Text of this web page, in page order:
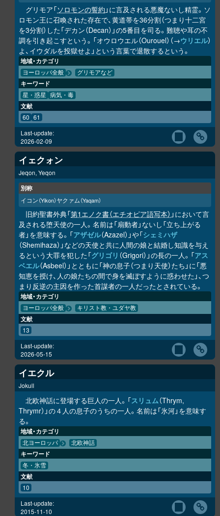
グリモア「ソロモンの誓約 」に言及される悪魔ないし精霊。ソ
ロモン王に召喚された存在で、黄道帯を36分割（つまり十二宮
を3分割）した「デカン（Decan）」の5番目を司る。難聴や耳の不
調を引き起こすという。「オウロウエル（Ourouel）（→ウリエル）
よ、イウダルを投獄せよ」という言葉で退散するという。
地域・カテゴリ
ヨーロッパ全般 グリモアなど
キーワード
星・惑星 病気・毒
文献
60 61
Last-update:
2026-02-09
イェクォン
Jeqon, Yeqon
別称
イコン（Yikon）ヤクァム（Yaqam）
旧約聖書外典「第1エノク書（エチオピア語写本） 」において言
及される堕天使の一人。名前は「扇動者」ないし「立ち上がる
者」を意味する。「アザゼル（Azazel）」や「シェミハザ
（Shemihaza）」などの天使と共に人間の娘と結婚し知識を与え
るという大罪を犯した「グリゴリ （Grigori）」の長の一人。「アス
ベエル（Asbeel）」とともに「神の息子（つまり天使）たち」に「悪
知恵を授け、人の娘たちの間で身を滅ぼすように惑わせた」、つ
まり反逆の主因を作った首謀者の一人だったとされている。
地域・カテゴリ
ヨーロッパ全般 キリスト教・ユダヤ教
文献
13
Last-update:
2026-05-15
イエクル
Jokull
北欧神話に登場する巨人の一人。「スリュム（Thrym,
Thrymr）」の４人の息子のうちの一人。名前は「氷河」を意味す
る。
地域・カテゴリ
北ヨーロッパ 北欧神話
キーワード
冬・氷雪
文献
10
Last-update:
2015-11-10